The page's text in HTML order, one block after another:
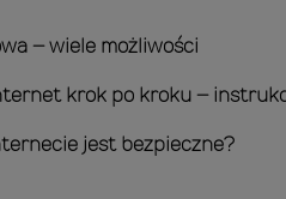
– wiele możliwości
krok po kroku –
jest bezpieczne?